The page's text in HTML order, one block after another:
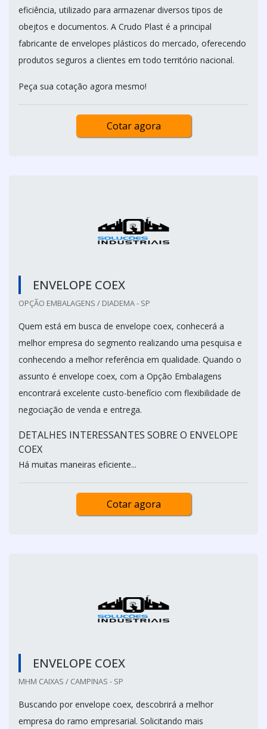
eficiência, utilizado para armazenar diversos tipos de
obejtos e documentos. A Crudo Plast é a principal
fabricante de envelopes plásticos do mercado, oferecendo
produtos seguros a clientes em todo território nacional.
Peça sua cotação agora mesmo!
Cotar agora
ENVELOPE COEX
OPÇÃO EMBALAGENS / DIADEMA - SP
Quem está em busca de envelope coex, conhecerá a
melhor empresa do segmento realizando uma pesquisa e
conhecendo a melhor referência em qualidade. Quando o
assunto é envelope coex, com a Opção Embalagens
encontrará excelente custo-benefício com flexibilidade de
negociação de venda e entrega.
DETALHES INTERESSANTES SOBRE O ENVELOPE
COEX
Há muitas maneiras eficiente...
Cotar agora
ENVELOPE COEX
MHM CAIXAS / CAMPINAS - SP
Buscando por envelope coex, descobrirá a melhor
empresa do ramo empresarial. Solicitando mais